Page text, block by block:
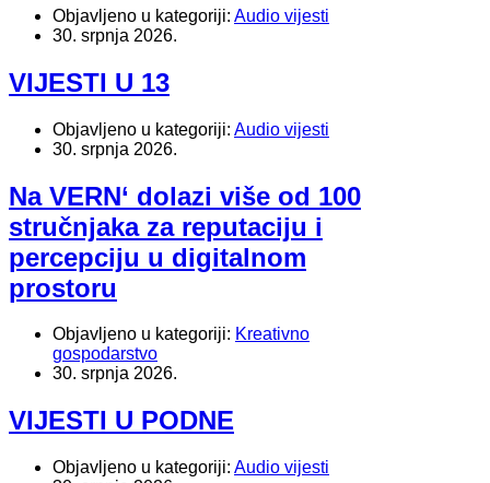
Objavljeno u kategoriji: Audio vijesti
30. srpnja 2026.
VIJESTI U 13
Objavljeno u kategoriji: Audio vijesti
30. srpnja 2026.
Na VERN‘ dolazi više od 100
stručnjaka za reputaciju i
percepciju u digitalnom
prostoru
Objavljeno u kategoriji: Kreativno
gospodarstvo
30. srpnja 2026.
VIJESTI U PODNE
Objavljeno u kategoriji: Audio vijesti